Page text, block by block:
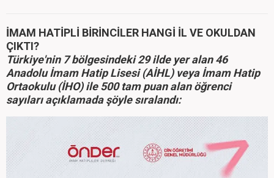
İMAM HATİPLİ BİRİNCİLER HANGİ İL VE OKULDAN
ÇIKTI?
Türkiye'nin 7 bölgesindeki 29 ilde yer alan 46
Anadolu İmam Hatip Lisesi (AİHL) veya İmam Hatip
Ortaokulu (İHO) ile 500 tam puan alan öğrenci
sayıları açıklamada şöyle sıralandı: